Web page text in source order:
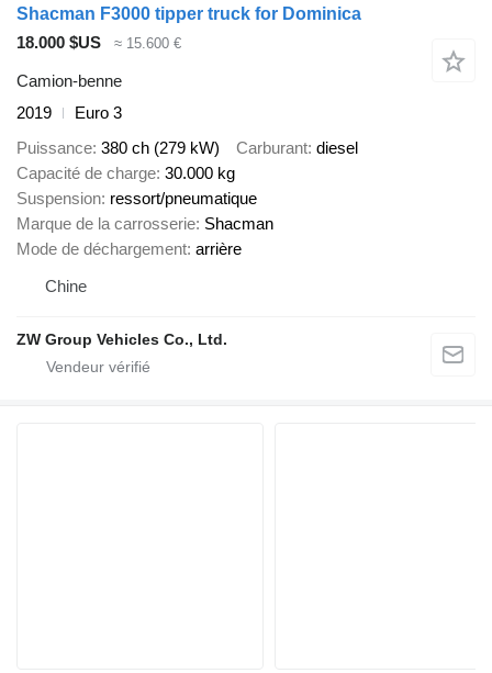
Shacman F3000 tipper truck for Dominica
18.000 $US
≈ 15.600 €
Camion-benne
2019
Euro 3
Puissance 380 ch (279 kW) Carburant diesel
Capacité de charge 30.000 kg
Suspension ressort/pneumatique
Marque de la carrosserie Shacman
Mode de déchargement arrière
Chine
ZW Group Vehicles Co., Ltd.